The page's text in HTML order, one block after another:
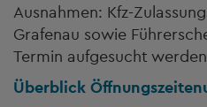
Ausnahmen: Kfz-
Grafenau sowie
Termin aufgesucht werden
Überblick Öffnungszeiten